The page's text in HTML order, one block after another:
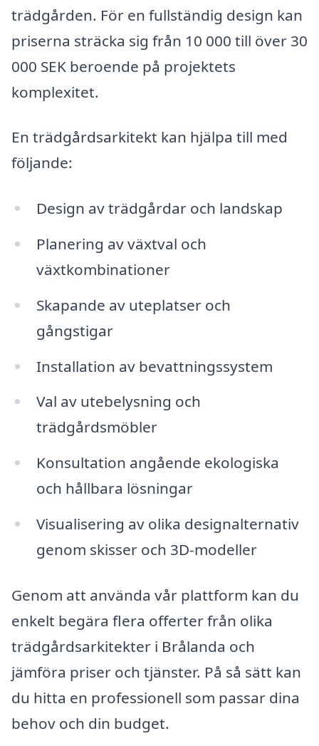
trädgården. För en fullständig design kan
priserna sträcka sig från 10 000 till över 30
000 SEK beroende på projektets
komplexitet.
En trädgårdsarkitekt kan hjälpa till med
följande:
Design av trädgårdar och landskap
Planering av växtval och
växtkombinationer
Skapande av uteplatser och
gångstigar
Installation av bevattningssystem
Val av utebelysning och
trädgårdsmöbler
Konsultation angående ekologiska
och hållbara lösningar
Visualisering av olika designalternativ
genom skisser och 3D-modeller
Genom att använda vår plattform kan du
enkelt begära flera offerter från olika
trädgårdsarkitekter i Brålanda och
jämföra priser och tjänster. På så sätt kan
du hitta en professionell som passar dina
behov och din budget.